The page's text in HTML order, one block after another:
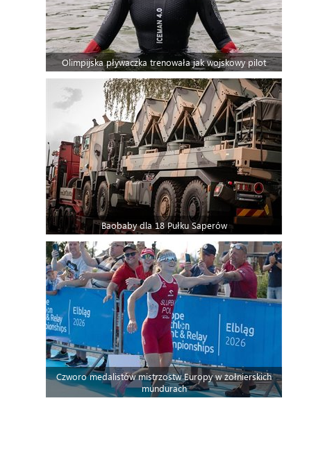
Olimpijska pływaczka trenowała jak wojskowy pilot
Baobaby dla 18 Pułku Saperów
Czworo medalistów mistrzostw Europy w żołnierskich
mundurach